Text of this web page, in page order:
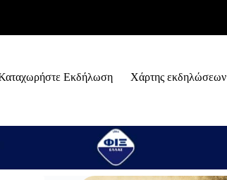
Εκδήλωση Χάρτης εκδηλώσεων